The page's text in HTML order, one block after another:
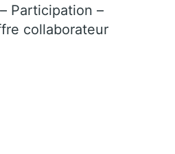
Participation –
collaborateur